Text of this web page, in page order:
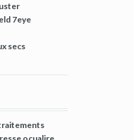
7eye
secs